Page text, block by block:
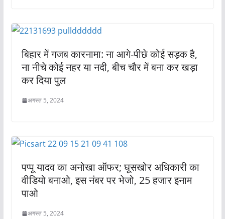
बिहार में गजब कारनामा: ना आगे-पीछे कोई सड़क है,
ना नीचे कोई नहर या नदी, बीच चौर में बना कर खड़ा
कर दिया पुल
अगस्त 5, 2024
पप्पू यादव का अनोखा ऑफर; घूसखोर अधिकारी का
वीडियो बनाओ, इस नंबर पर भेजो, 25 हजार इनाम
पाओ
अगस्त 5, 2024